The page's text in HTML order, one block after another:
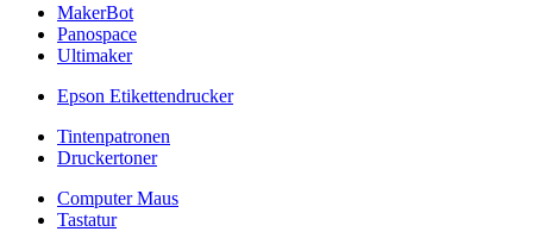
MakerBot
Panospace
Ultimaker
Epson Etikettendrucker
Tintenpatronen
Druckertoner
Computer Maus
Tastatur